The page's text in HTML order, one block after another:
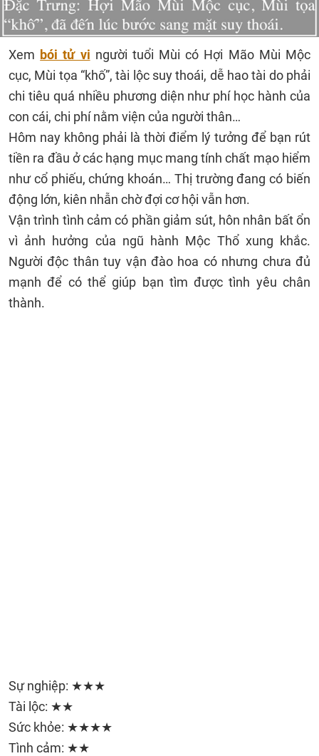
Xem bói tử vi người tuổi Mùi có Hợi Mão Mùi Mộc
cục, Mùi tọa “khố”, tài lộc suy thoái, dễ hao tài do phải
chi tiêu quá nhiều phương diện như phí học hành của
con cái, chi phí nằm viện của người thân…
Hôm nay không phải là thời điểm lý tưởng để bạn rút
tiền ra đầu ở các hạng mục mang tính chất mạo hiểm
như cổ phiếu, chứng khoán… Thị trường đang có biến
động lớn, kiên nhẫn chờ đợi cơ hội vẫn hơn.
Vận trình tình cảm có phần giảm sút, hôn nhân bất ổn
vì ảnh hưởng của ngũ hành Mộc Thổ xung khắc.
Người độc thân tuy vận đào hoa có nhưng chưa đủ
mạnh để có thể giúp bạn tìm được tình yêu chân
thành.
Sự nghiệp: ★★★
Tài lộc: ★★
Sức khỏe: ★★★★
Tình cảm: ★★